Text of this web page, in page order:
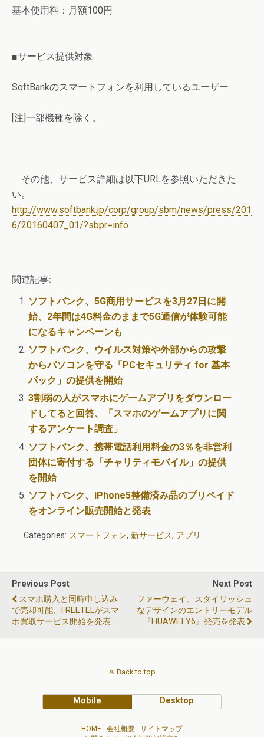
基本使用料：月額100円
■サービス提供対象
SoftBankのスマートフォンを利用しているユーザー
[注]一部機種を除く。
その他、サービス詳細は以下URLを参照いただきた
い。
http://www.softbank.jp/corp/group/sbm/news/press/201
6/20160407_01/?sbpr=info
関連記事:
ソフトバンク、5G商用サービスを3月27日に開
始、2年間は4G料金のままで5G通信が体験可能
になるキャンペーンも
ソフトバンク、ウイルス対策や外部からの攻撃
からパソコンを守る「PCセキュリティ for 基本
パック」の提供を開始
3割弱の人がスマホにゲームアプリをダウンロー
ドしてると回答、「スマホのゲームアプリに関
するアンケート調査」
ソフトバンク、携帯電話利用料金の3％を非営利
団体に寄付する「チャリティモバイル」の提供
を開始
ソフトバンク、iPhone5整備済み品のプリペイド
をオンライン販売開始と発表
Categories: スマートフォン, 新サービス, アプリ
Previous Post
スマホ購入と同時申し込み
で売却可能、FREETELがスマ
ホ買取サービス開始を発表
Next Post
ファーウェイ、スタイリッシュ
なデザインのエントリーモデル
『HUAWEI Y6』発売を発表
Back to top
Mobile Desktop
HOME 会社概要
サイトマップ